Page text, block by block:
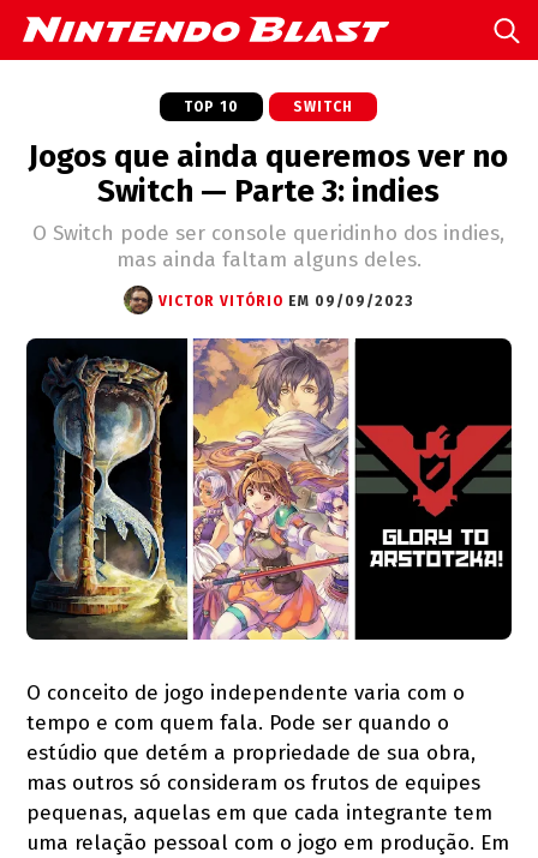
TOP 10 SWITCH
Jogos que ainda queremos ver no
Switch — Parte 3: indies
O Switch pode ser console queridinho dos indies,
mas ainda faltam alguns deles.
VICTOR VITÓRIO EM 09/09/2023
O conceito de jogo independente varia com o
tempo e com quem fala. Pode ser quando o
estúdio que detém a propriedade de sua obra,
mas outros só consideram os frutos de equipes
pequenas, aquelas em que cada integrante tem
uma relação pessoal com o jogo em produção. Em